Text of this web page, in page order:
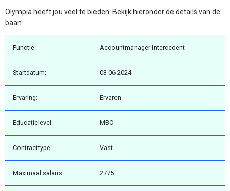
Olympia heeft jou veel te bieden. Bekijk hieronder de details van de
baan
Functie: Accountmanager Intercedent
Startdatum: 03-06-2024
Ervaring: Ervaren
Educatielevel: MBO
Contracttype: Vast
Maximaal salaris: 2775